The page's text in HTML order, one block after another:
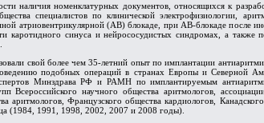
наличия номенклатурных документов, относящихся к
специалистов по клинической электрофизиологии,
атриовентрикулярной (АВ) блокаде, при АВ-блокаде после
каротидного синуса и нейрососудистых синдромах, а
свой более чем 35-летний опыт по имплантации
подобных операций в странах Европы и Северной
Минздрава РФ и РАМН по имплантируемым
научного общества аритмологов,
аритмологов, Французского общества кардиологов,
(1984, 1991, 1998, 2002, 2007 и 2008 годы).